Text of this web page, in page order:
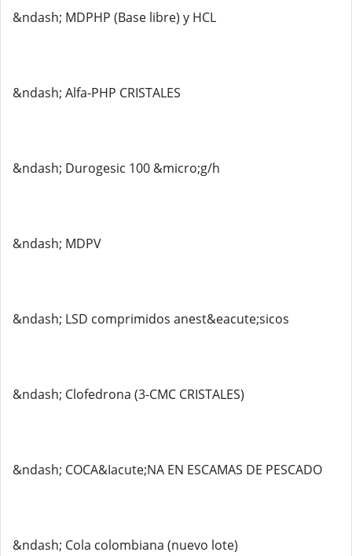
&ndash; MDPHP (Base libre) y HCL
&ndash; Alfa-PHP CRISTALES
&ndash; Durogesic 100 &micro;g/h
&ndash; MDPV
&ndash; LSD comprimidos anest&eacute;sicos
&ndash; Clofedrona (3-CMC CRISTALES)
&ndash; COCA&Iacute;NA EN ESCAMAS DE PESCADO
&ndash; Cola colombiana (nuevo lote)